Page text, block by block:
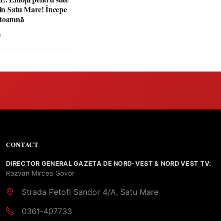
Satu Mare! Începe
CONTACT
DIRECTOR GENERAL GAZETA DE NORD-VEST & NORD VEST TV:
Razvan Mircea Govor
Strada Petofi Sandor 4/A, Satu Mare
0361-407733